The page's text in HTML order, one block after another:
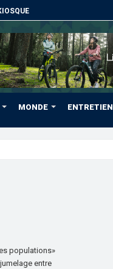
MONDE ENTRETIEN
l’ONSSA et le SAG
populations»
entre